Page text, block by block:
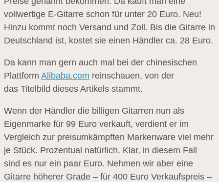
vollwertige E-Gitarre schon für unter 20 Euro. Neu!
Hinzu kommt noch Versand und Zoll. Bis die Gitarre in
Deutschland ist, kostet sie einen Händler ca. 28 Euro.
Da kann man gern auch mal bei der chinesischen
Plattform Alibaba.com reinschauen, von der
das Titelbild dieses Artikels stammt.
Wenn der Händler die billigen Gitarren nun als
Eigenmarke für 99 Euro verkauft, verdient er im
Vergleich zur preisumkämpften Markenware viel mehr
je Stück. Prozentual natürlich. Klar, in diesem Fall
sind es nur ein paar Euro. Nehmen wir aber eine
Gitarre höherer Grade – für 400 Euro Verkaufspreis –